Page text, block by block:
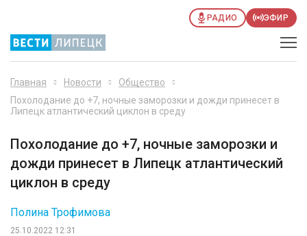
РАДИО ЭФИР
Главная Новости
Общество
Похолодание до +7, ночные заморозки и дожди принесет в
Липецк атлантический циклон в среду
Похолодание до +7, ночные заморозки и
дожди принесет в Липецк атлантический
циклон в среду
25.10.2022 12:31
Полина Трофимова